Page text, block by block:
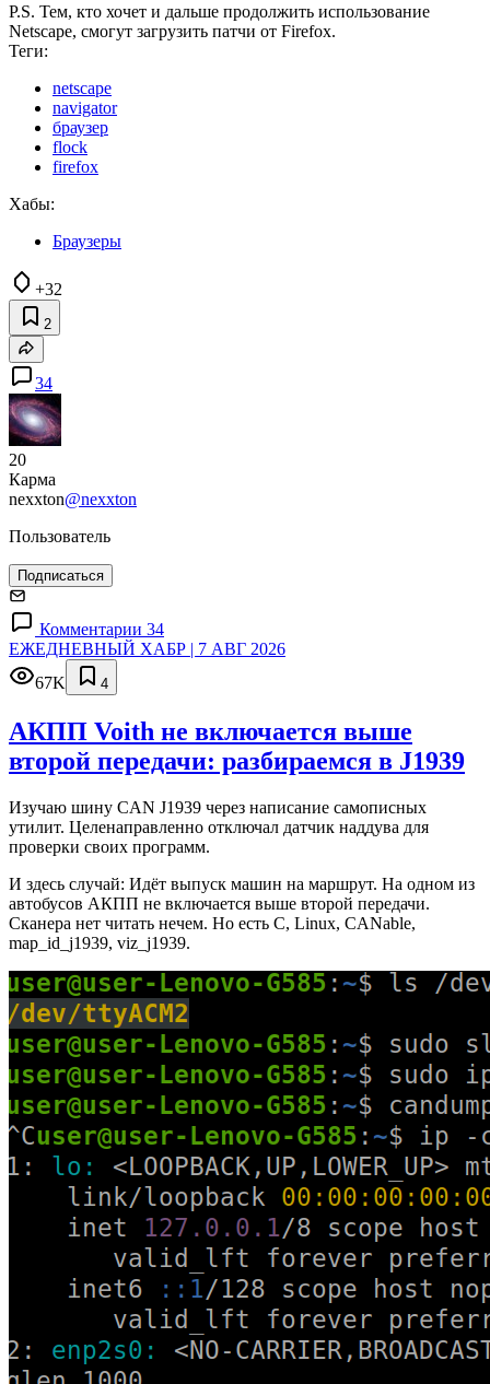
P.S. Тем, кто хочет и дальше продолжить использование
Netscape, смогут загрузить патчи от Firefox.
Теги:
netscape
navigator
браузер
flock
firefox
Хабы:
Браузеры
+32
2
34
20
Карма
nexxton@nexxton
Пользователь
Подписаться
Комментарии 34
ЕЖЕДНЕВНЫЙ ХАБР | 7 АВГ 2026
67K
4
АКПП Voith не включается выше
второй передачи: разбираемся в J1939
Изучаю шину CAN J1939 через написание самописных
утилит. Целенаправленно отключал датчик наддува для
проверки своих программ.
И здесь случай: Идёт выпуск машин на маршрут. На одном из
автобусов АКПП не включается выше второй передачи.
Сканера нет читать нечем. Но есть C, Linux, CANable,
map_id_j1939, viz_j1939.